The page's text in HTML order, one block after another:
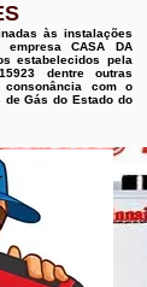
às instalações
CASA DA
estabelecidos pela
dentre outras
com o
de Gás do Estado do